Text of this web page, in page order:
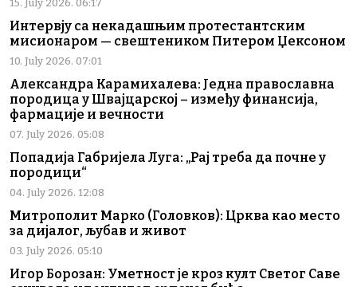
15. July 2026. 06:17
Интервју са некадашњим протестантским
мисионаром — свештеником Питером Џексоном
10. July 2026. 07:01
Александра Карамихалева: Једна православна
породица у Швајцарској – између финансија,
фармације и вечности
07. July 2026. 05:08
Попадија Габријела Луга: „Рај треба да почне у
породици“
04. July 2026. 12:08
Митрополит Марко (Головков): Црква као место
за дијалог, љубав и живот
03. July 2026. 05:10
Игор Борозан: Уметност је кроз култ Светог Саве